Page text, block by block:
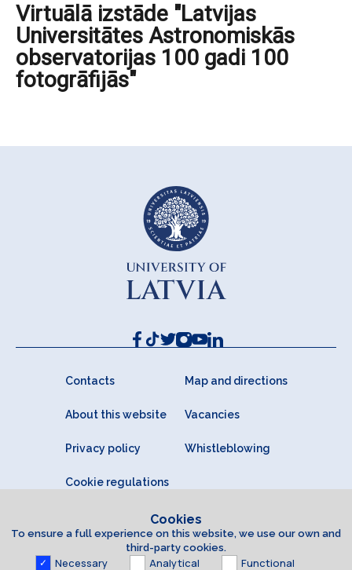
Virtuālā izstāde "Latvijas
Universitātes Astronomiskās
observatorijas 100 gadi 100
fotogrāfijās"
Contacts Map and directions
About this website Vacancies
Privacy policy Whistleblowing
Cookie regulations
Cookies
To ensure a full experience on this website, we use our own and
third-party cookies.
Necessary Analytical Functional